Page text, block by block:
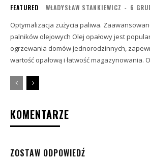
FEATURED WŁADYSŁAW STANKIEWICZ - 6
Optymalizacja zużycia paliwa.
palników olejowych Olej opałowy jest
ogrzewania domów jednorodzinnych,
wartość opałową i łatwość magazynowania.
KOMENTARZE
ZOSTAW ODPOWIEDŹ